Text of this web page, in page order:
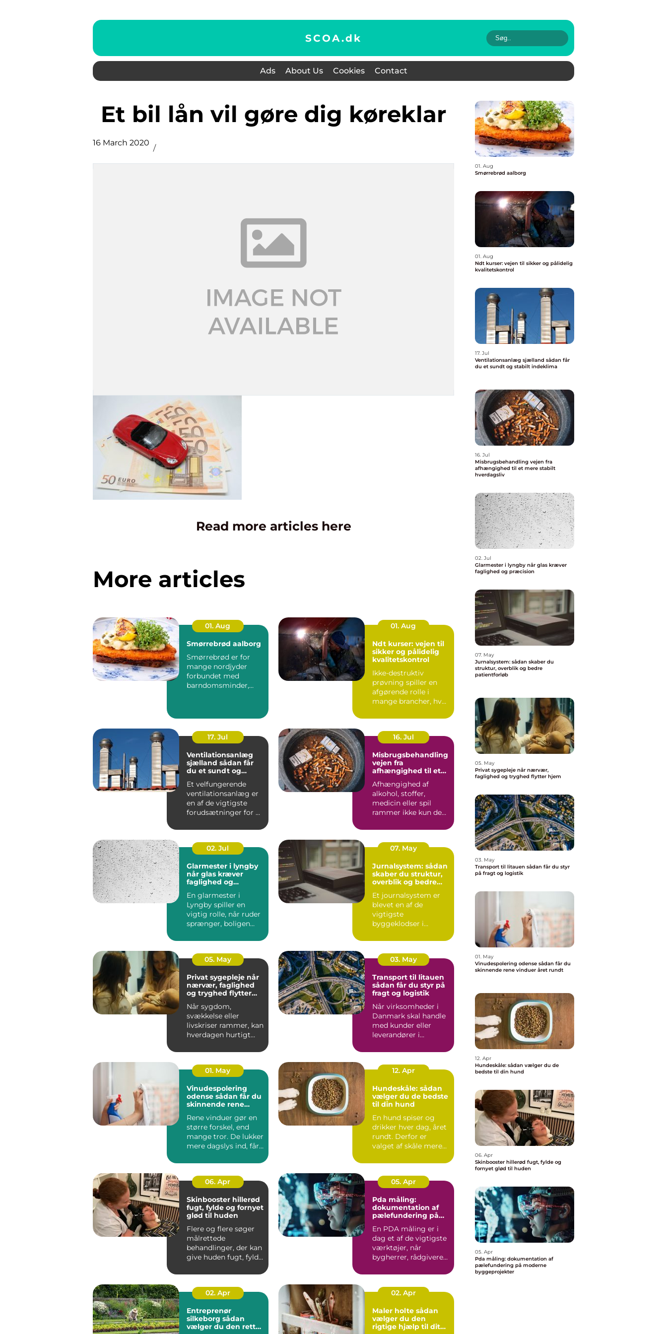
SCOA.dk
Ads About Us Cookies Contact
Et bil lån vil gøre dig køreklar
16 March 2020
Read more articles here
More articles
01. Aug
Smørrebrød aalborg
Smørrebrød er for
mange nordjyder
forbundet med
barndomsminder,
01. Aug
Ndt kurser: vejen til
sikker og pålidelig
kvalitetskontrol
Ikke-destruktiv
prøvning spiller en
afgørende rolle i
mange brancher, hvor
d...
17. Jul
Ventilationsanlæg
sjælland sådan får
du et sundt og
Et velfungerende
ventilationsanlæg er
en af de vigtigste
forudsætninger for et
16. Jul
Misbrugsbehandling
vejen fra
afhængighed til et
hverdagsliv
Afhængighed af
alkohol, stoffer,
medicin eller spil
rammer ikke kun den
arbe...
02. Jul
Glarmester i lyngby
når glas kræver
faglighed og
En glarmester i
Lyngby spiller en
vigtig rolle, når ruder
sprænger, boligen
el...
07. May
Jurnalsystem: sådan
skaber du struktur,
overblik og bedre
Et journalsystem er
blevet en af de
vigtigste
byggeklodser i
sundhedsvæsen. Når
læger, klini...
05. May
Privat sygepleje når
nærvær, faglighed
og tryghed flytter
Når sygdom,
svækkelse eller
livskriser rammer, kan
hverdagen hurtigt
Mange oplev...
03. May
Transport til litauen
sådan får du styr på
fragt og logistik
Når virksomheder i
Danmark skal handle
med kunder eller
leverandører i
transport t...
01. May
Vinudespolering
odense sådan får du
skinnende rene
Rene vinduer gør en
større forskel, end
mange tror. De lukker
mere dagslys ind, får
12. Apr
Hundeskåle: sådan
vælger du de bedste
til din hund
En hund spiser og
drikker hver dag, året
rundt. Derfor er
valget af skåle mere
06. Apr
Skinbooster hillerød
fugt, fylde og fornyet
glød til huden
Flere og flere søger
målrettede
behandlinger, der kan
give huden fugt, fylde
ændre a...
05. Apr
Pda måling:
dokumentation af
pælefundering på
byggeprojekter
En PDA måling er i
dag et af de vigtigste
værktøjer, når
bygherrer, rådgivere
s...
02. Apr
Entreprenør
silkeborg sådan
vælger du den rette
02. Apr
Maler holte sådan
vælger du den
rigtige hjælp til dit
01. Aug
Smørrebrød aalborg
01. Aug
Ndt kurser: vejen til sikker og pålidelig
kvalitetskontrol
17. Jul
Ventilationsanlæg sjælland sådan får
du et sundt og stabilt indeklima
16. Jul
Misbrugsbehandling vejen fra
afhængighed til et mere stabilt
hverdagsliv
02. Jul
Glarmester i lyngby når glas kræver
faglighed og præcision
07. May
Jurnalsystem: sådan skaber du
struktur, overblik og bedre
patientforløb
05. May
Privat sygepleje når nærvær,
faglighed og tryghed flytter hjem
03. May
Transport til litauen sådan får du styr
på fragt og logistik
01. May
Vinudespolering odense sådan får du
skinnende rene vinduer året rundt
12. Apr
Hundeskåle: sådan vælger du de
bedste til din hund
06. Apr
Skinbooster hillerød fugt, fylde og
fornyet glød til huden
05. Apr
Pda måling: dokumentation af
pælefundering på moderne
byggeprojekter